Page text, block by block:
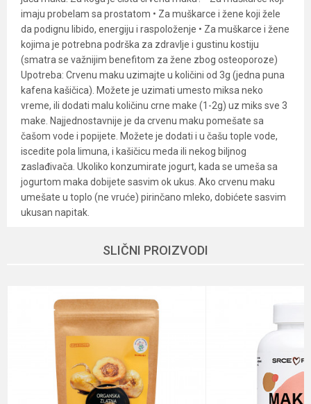
imaju probelam sa prostatom • Za muškarce i žene koji žele
da podignu libido, energiju i raspoloženje • Za muškarce i žene
kojima je potrebna podrška za zdravlje i gustinu kostiju
(smatra se važnijim benefitom za žene zbog osteoporoze)
Upotreba: Crvenu maku uzimajte u količini od 3g (jedna puna
kafena kašičica). Možete je uzimati umesto miksa neko
vreme, ili dodati malu količinu crne make (1-2g) uz miks sve 3
make. Najjednostavnije je da crvenu maku pomešate sa
čašom vode i popijete. Možete je dodati i u čašu tople vode,
iscedite pola limuna, i kašičicu meda ili nekog biljnog
zaslađivača. Ukoliko konzumirate jogurt, kada se umeša sa
jogurtom maka dobijete sasvim ok ukus. Ako crvenu maku
umešate u toplo (ne vruće) pirinčano mleko, dobićete sasvim
ukusan napitak.
Energija
Dobavljač Just superior
proizvodnje
Non Gmo, Organski proizvod, Vegan,
Vegetarian
Namena Energija, Libido, Prostata
Nutritivne
nizak nivo masti (manje od 3g na 100g),
SLIČNI PROIZVODI